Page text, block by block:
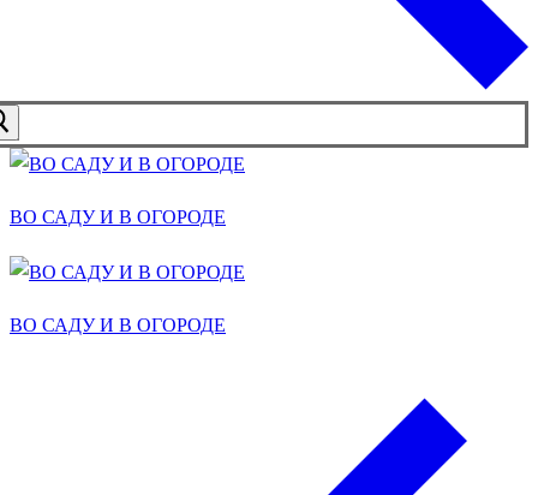
ВО САДУ И В ОГОРОДЕ
ВО САДУ И В ОГОРОДЕ